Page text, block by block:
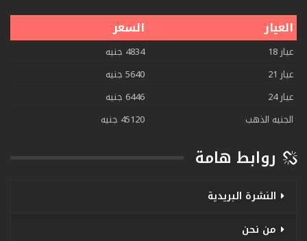
العيار السعر
عيار 18
4834 جنيه
عيار 21
5640 جنيه
عيار 24
6446 جنيه
الجنيه الذهب
45120 جنيه
روابط هامة
النشرة البريدية
من نحن